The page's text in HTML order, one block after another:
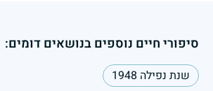
סיפורי חיים נוספים בנושאים דומים:
שנת נפילה 1948